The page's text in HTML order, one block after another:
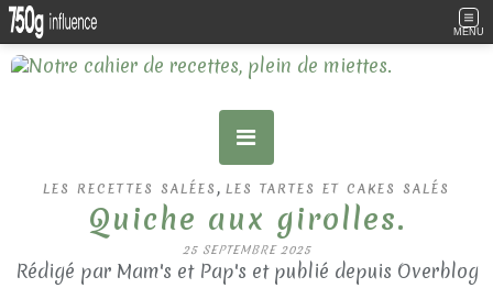
MENU
LES RECETTES SALÉES , LES TARTES ET CAKES SALÉS
Quiche aux girolles.
25 SEPTEMBRE 2025
Rédigé par Mam's et Pap's et publié depuis Overblog